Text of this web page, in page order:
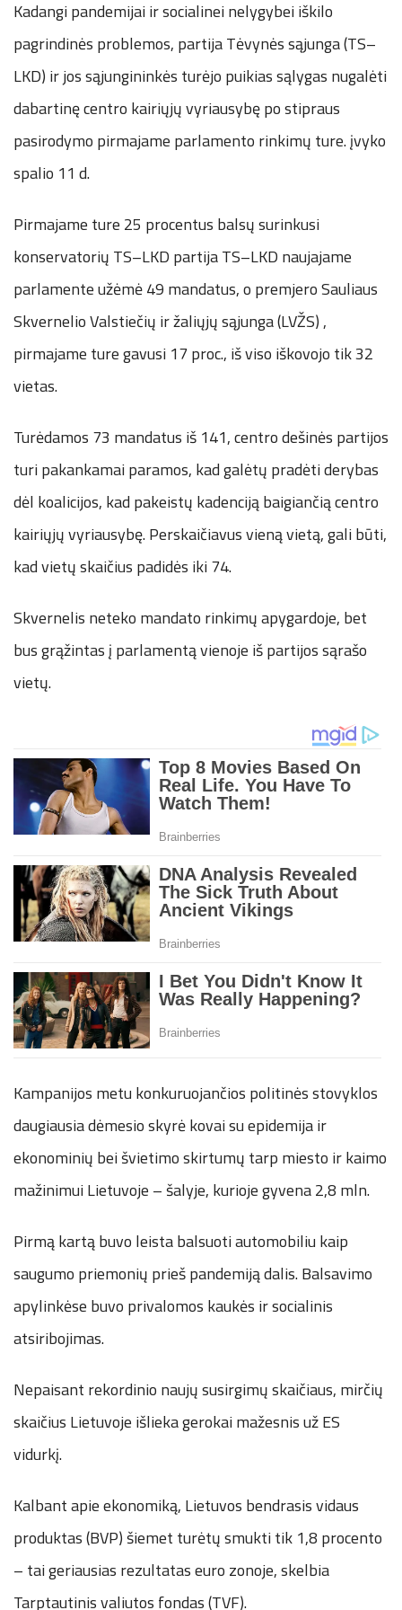
Kadangi pandemijai ir socialinei nelygybei iškilo
pagrindinės problemos, partija Tėvynės sąjunga (TS–
LKD) ir jos sąjungininkės turėjo puikias sąlygas nugalėti
dabartinę centro kairiųjų vyriausybę po stipraus
pasirodymo pirmajame parlamento rinkimų ture. įvyko
spalio 11 d.
Pirmajame ture 25 procentus balsų surinkusi
konservatorių TS–LKD partija TS–LKD naujajame
parlamente užėmė 49 mandatus, o premjero Sauliaus
Skvernelio Valstiečių ir žaliųjų sąjunga (LVŽS) ,
pirmajame ture gavusi 17 proc., iš viso iškovojo tik 32
vietas.
Turėdamos 73 mandatus iš 141, centro dešinės partijos
turi pakankamai paramos, kad galėtų pradėti derybas
dėl koalicijos, kad pakeistų kadenciją baigiančią centro
kairiųjų vyriausybę. Perskaičiavus vieną vietą, gali būti,
kad vietų skaičius padidės iki 74.
Skvernelis neteko mandato rinkimų apygardoje, bet
bus grąžintas į parlamentą vienoje iš partijos sąrašo
vietų.
Kampanijos metu konkuruojančios politinės stovyklos
daugiausia dėmesio skyrė kovai su epidemija ir
ekonominių bei švietimo skirtumų tarp miesto ir kaimo
mažinimui Lietuvoje – šalyje, kurioje gyvena 2,8 mln.
Pirmą kartą buvo leista balsuoti automobiliu kaip
saugumo priemonių prieš pandemiją dalis. Balsavimo
apylinkėse buvo privalomos kaukės ir socialinis
atsiribojimas.
Nepaisant rekordinio naujų susirgimų skaičiaus, mirčių
skaičius Lietuvoje išlieka gerokai mažesnis už ES
vidurkį.
Kalbant apie ekonomiką, Lietuvos bendrasis vidaus
produktas (BVP) šiemet turėtų smukti tik 1,8 procento
– tai geriausias rezultatas euro zonoje, skelbia
Tarptautinis valiutos fondas (TVF).